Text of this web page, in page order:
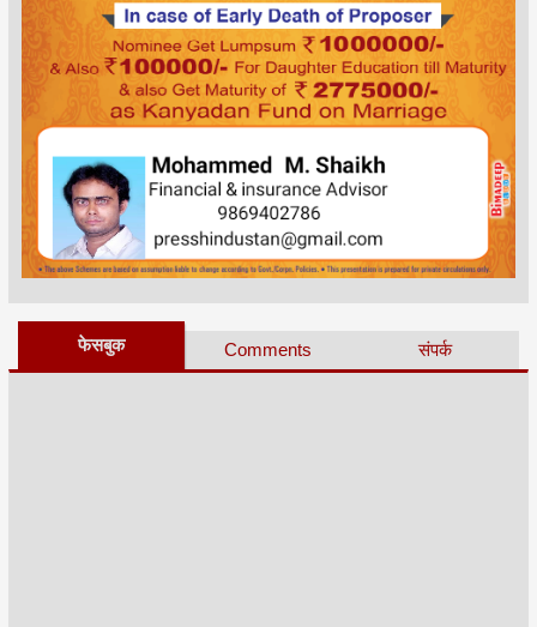
फेसबुक Comments संपर्क